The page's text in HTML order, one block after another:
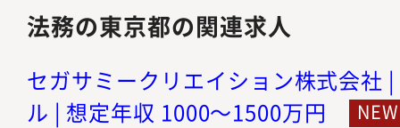
法務の東京都の関連求人
セガサミークリエイション株式会社
ル | 想定年収 1000～1500万円